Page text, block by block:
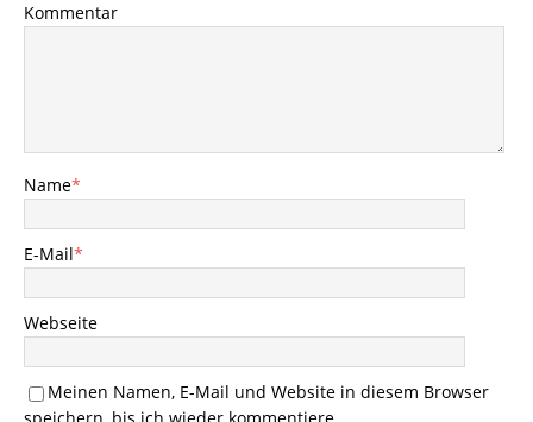
Kommentar
Name*
E-Mail*
Webseite
Meinen Namen, E-Mail und Website in diesem Browser